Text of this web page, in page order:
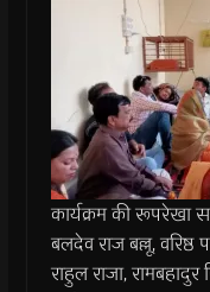
कार्यक्रम की रूपरेखा
बलदेव राज बल्लू, वरिष्ठ
राहुल राजा,